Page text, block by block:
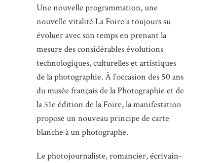
Une nouvelle programmation, une
nouvelle vitalité La Foire a toujours su
évoluer avec son temps en prenant la
mesure des considérables évolutions
technologiques, culturelles et artistiques
de la photographie. À l’occasion des 50 ans
du musée français de la Photographie et de
la 51e édition de la Foire, la manifestation
propose un nouveau principe de carte
blanche à un photographe.
Le photojournaliste, romancier, écrivain-